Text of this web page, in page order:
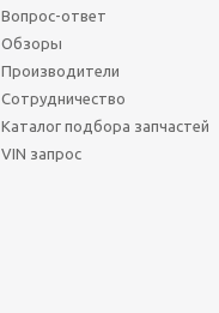
Вопрос-ответ
Обзоры
Производители
Сотрудничество
Каталог подбора запчастей
VIN запрос